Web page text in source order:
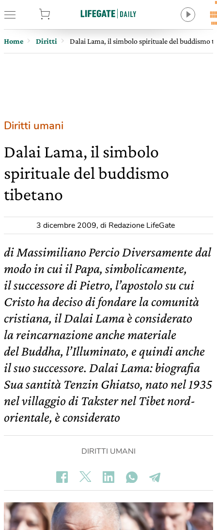
Home Diritti Dalai Lama, il simbolo spirituale del buddismo
Diritti umani
Dalai Lama, il simbolo
spirituale del buddismo
tibetano
3 dicembre 2009, di Redazione LifeGate
di Massimiliano Percio Diversamente dal
modo in cui il Papa, simbolicamente,
il successore di Pietro, l’apostolo su cui
Cristo ha deciso di fondare la comunità
cristiana, il Dalai Lama è considerato
la reincarnazione anche materiale
del Buddha, l’Illuminato, e quindi anche
il suo successore. Dalai Lama: biografia
Sua santità Tenzin Ghiatso, nato nel 1935
nel villaggio di Takster nel Tibet nord-
orientale, è considerato
DIRITTI UMANI